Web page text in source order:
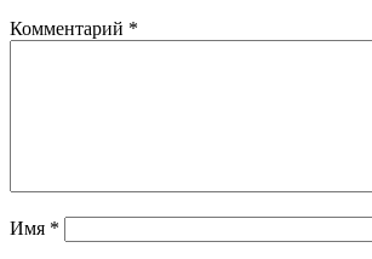
Комментарий *
Имя *